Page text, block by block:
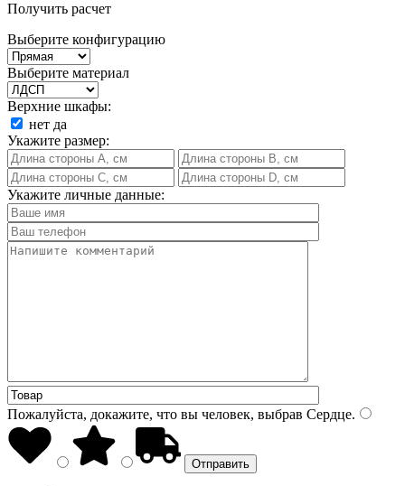
Получить расчет
Выберите конфигурацию
Выберите материал
Верхние шкафы:
нет да
Укажите размер:
Укажите личные данные:
Пожалуйста, докажите, что вы человек, выбрав Сердце.